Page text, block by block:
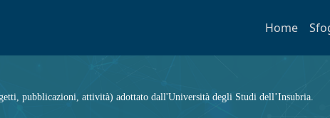
Home
pubblicazioni, attività) adottato dall'Università degli Studi dell’Insubria.